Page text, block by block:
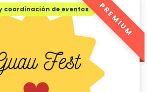
coordinación de eventos PREMIUM